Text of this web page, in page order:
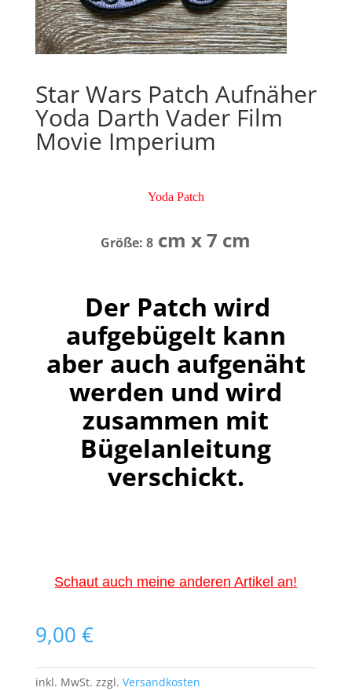
Star Wars Patch Aufnäher
Yoda Darth Vader Film
Movie Imperium
Yoda Patch
Größe: 8 cm x 7 cm
Der Patch wird
aufgebügelt kann
aber auch aufgenäht
werden und wird
zusammen mit
Bügelanleitung
verschickt.
Schaut auch meine anderen Artikel an!
9,00 €
inkl. MwSt. zzgl. Versandkosten